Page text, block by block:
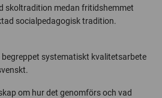
skoltradition medan fritidshemmet
socialpedagogisk tradition.
systematiskt kvalitetsarbete
om hur det genomförs och vad